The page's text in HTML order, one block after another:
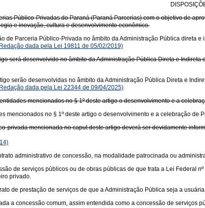
Público-Privadas do Paraná (Paraná Parcerias) com o objetivo de
e inovação, cultura e desenvolvimento econômico.
de Parceria Público-Privada no âmbito da Administração Pública
dada pela Lei 19811 de 05/02/2019)
será desenvolvido no âmbito da Administração Pública Direta e
serão desenvolvidas no âmbito da Administração Pública Direta e
dada pela Lei 22344 de 09/04/2025)
mencionados no § 1º deste artigo o desenvolvimento e a
mencionados no § 1º deste artigo o desenvolvimento e a celebração de
privada mencionada no caput deste artigo deverá ser devidamente
administrativo de concessão, na modalidade patrocinada ou
de serviços públicos ou de obras públicas de que trata a Lei Federal
privado.
de prestação de serviços de que a Administração Pública seja a
a concessão comum, assim entendida como a concessão de